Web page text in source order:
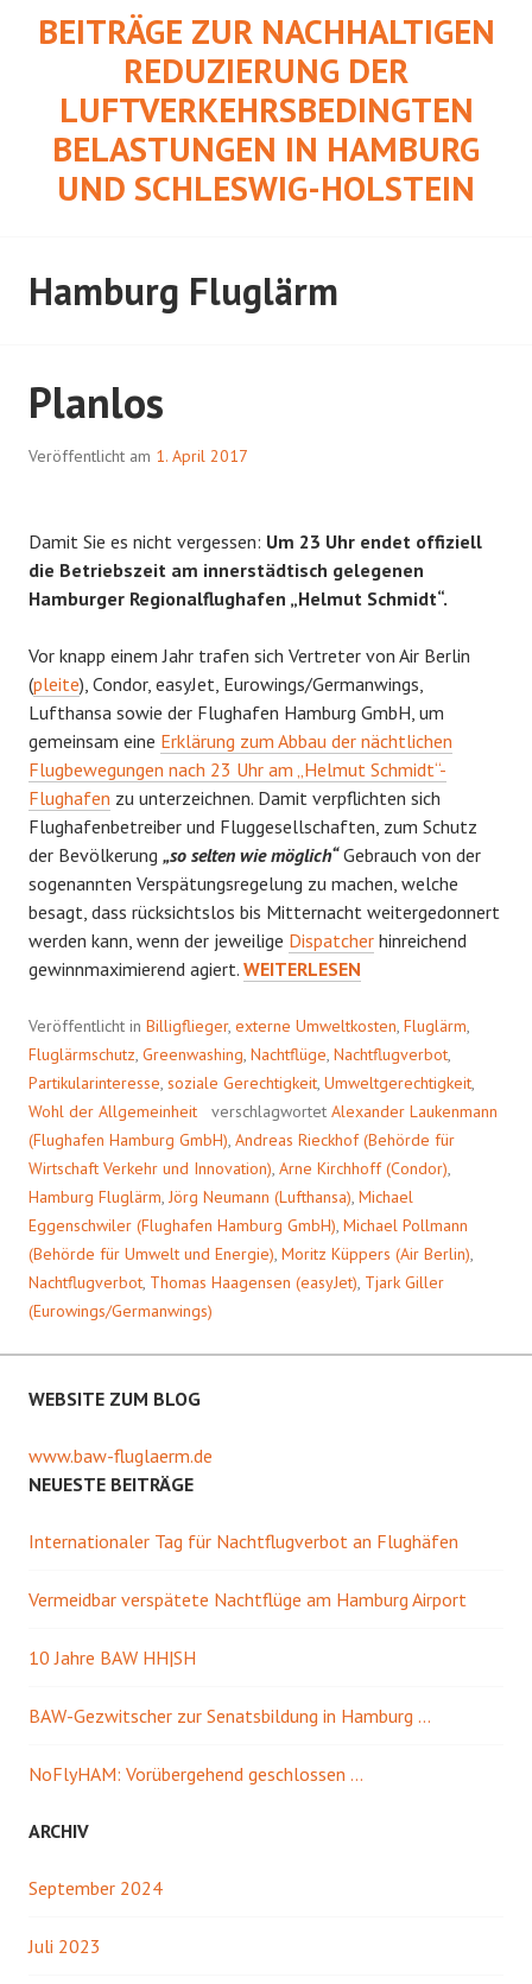
BEITRÄGE ZUR NACHHALTIGEN
REDUZIERUNG DER
LUFTVERKEHRSBEDINGTEN
BELASTUNGEN IN HAMBURG
UND SCHLESWIG-HOLSTEIN
Hamburg Fluglärm
Planlos
Veröffentlicht am 1. April 2017
Damit Sie es nicht vergessen: Um 23 Uhr endet offiziell
die Betriebszeit am innerstädtisch gelegenen
Hamburger Regionalflughafen „Helmut Schmidt“.
Vor knapp einem Jahr trafen sich Vertreter von Air Berlin
(pleite), Condor, easyJet, Eurowings/Germanwings,
Lufthansa sowie der Flughafen Hamburg GmbH, um
gemeinsam eine Erklärung zum Abbau der nächtlichen
Flugbewegungen nach 23 Uhr am „Helmut Schmidt“-
Flughafen zu unterzeichnen. Damit verpflichten sich
Flughafenbetreiber und Fluggesellschaften, zum Schutz
der Bevölkerung „so selten wie möglich“Gebrauch von der
sogenannten Verspätungsregelung zu machen, welche
besagt, dass rücksichtslos bis Mitternacht weitergedonnert
werden kann, wenn der jeweilige Dispatcher hinreichend
gewinnmaximierend agiert. PLANLOS
WEITERLESEN
Veröffentlicht in Billigflieger, externe Umweltkosten, Fluglärm,
Fluglärmschutz, Greenwashing, Nachtflüge, Nachtflugverbot,
Partikularinteresse, soziale Gerechtigkeit, Umweltgerechtigkeit,
Wohl der Allgemeinheit
verschlagwortet Alexander Laukenmann
(Flughafen Hamburg GmbH), Andreas Rieckhof (Behörde für
Wirtschaft Verkehr und Innovation), Arne Kirchhoff (Condor),
Hamburg Fluglärm, Jörg Neumann (Lufthansa), Michael
Eggenschwiler (Flughafen Hamburg GmbH), Michael Pollmann
(Behörde für Umwelt und Energie), Moritz Küppers (Air Berlin),
Nachtflugverbot, Thomas Haagensen (easyJet), Tjark Giller
(Eurowings/Germanwings)
WEBSITE ZUM BLOG
www.baw-fluglaerm.de
NEUESTE BEITRÄGE
Internationaler Tag für Nachtflugverbot an Flughäfen
Vermeidbar verspätete Nachtflüge am Hamburg Airport
10 Jahre BAW HH|SH
BAW-Gezwitscher zur Senatsbildung in Hamburg …
NoFlyHAM: Vorübergehend geschlossen …
ARCHIV
September 2024
Juli 2023